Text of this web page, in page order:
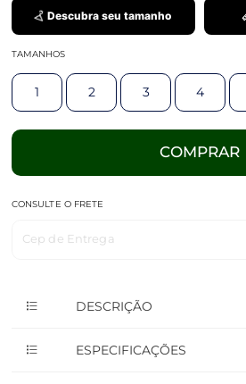
Descubra seu tamanho
TAMANHOS
1 2 3 4
COMPRAR
CONSULTE O FRETE
Cep de Entrega
DESCRIÇÃO
ESPECIFICAÇÕES